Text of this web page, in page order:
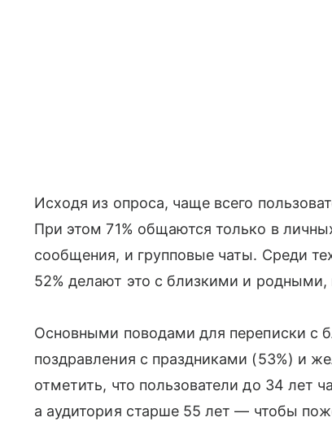
Исходя из опроса, чаще всего
При этом 71% общаются только в
сообщения, и групповые чаты. Среди
52% делают это с близкими и
Основными поводами для переписки с
поздравления с праздниками (53%) и
отметить, что пользователи до 34 лет
а аудитория старше 55 лет — чтобы